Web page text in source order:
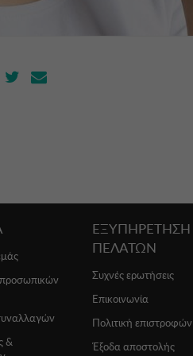
&
ΕΞΥΠΗΡΕΤΗΣΗ
ΠΕΛΑΤΩΝ
Συχνές ερωτήσεις
Επικοινωνία
Πολιτική επιστροφών
Έξοδα αποστολής